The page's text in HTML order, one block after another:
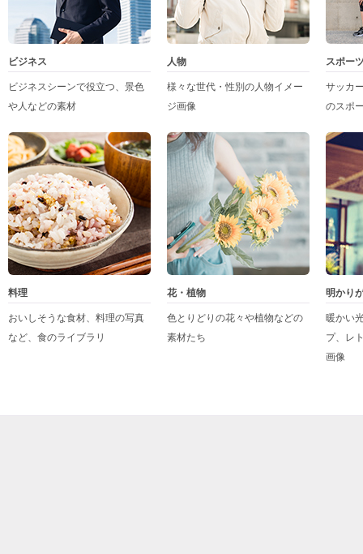
ビジネス
ビジネスシーンで役立つ、景色
や人などの素材
人物
様々な世代・性別の人物イメー
ジ画像
スポー
サッカ
のスポ
料理
おいしそうな食材、料理の写真
など、食のライブラリ
花・植物
色とりどりの花々や植物などの
素材たち
明かり
暖かい
プ、レ
画像